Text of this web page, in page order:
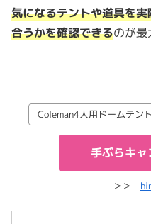
気になるテントや道具を
合うかを確認できるのが最
Coleman4人用ドームテン
手ぶらキャ
＞＞